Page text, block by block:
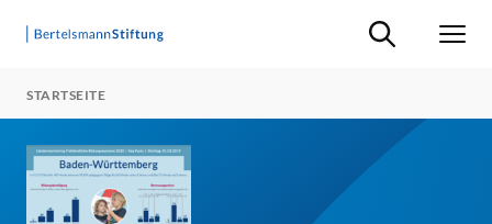
Suche ein-/
STARTSEITE